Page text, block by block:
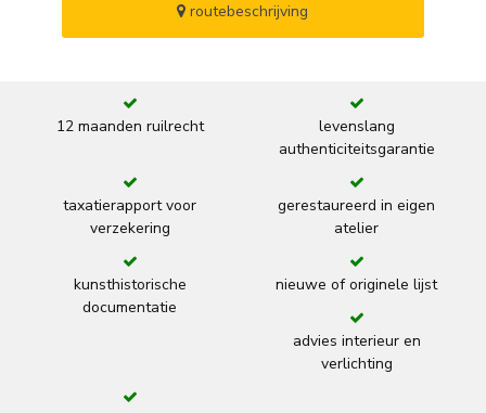
routebeschrijving
12 maanden ruilrecht
levenslang
authenticiteitsgarantie
taxatierapport voor
verzekering
gerestaureerd in eigen
atelier
kunsthistorische
documentatie
nieuwe of originele lijst
advies interieur en
verlichting